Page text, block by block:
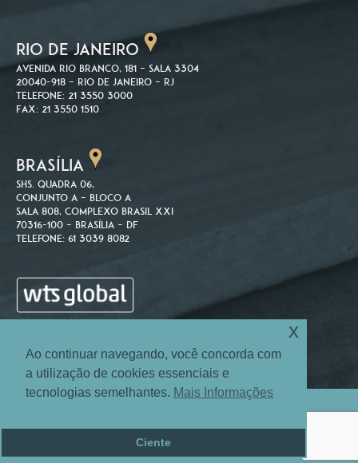
RIO DE JANEIRO
Avenida Rio Branco, 181 – Sala 3304
20040-918 – Rio de Janeiro – RJ
Telefone: 21 3550 3000
Fax: 21 3550 1510
BRASÍLIA
SHS. Quadra 06,
Conjunto A – Bloco A
Sala 808, Complexo Brasil XXI
70316-100 – Brasília – DF
Telefone: 61 3039 8082
© 2004-2026 Machado Associados Advogados e Consultores.
Ao continuar navegando, você concorda com
a utilização de cookies essenciais e
tecnologias semelhantes. Mais Informações
Ciente
x